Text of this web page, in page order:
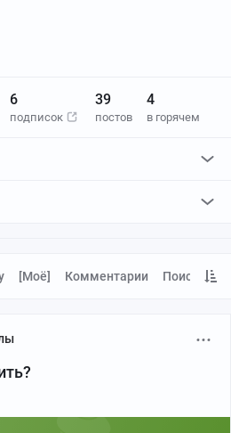
6
подписок
39
постов
4
в горячем
[моё] Комментарии Поиск